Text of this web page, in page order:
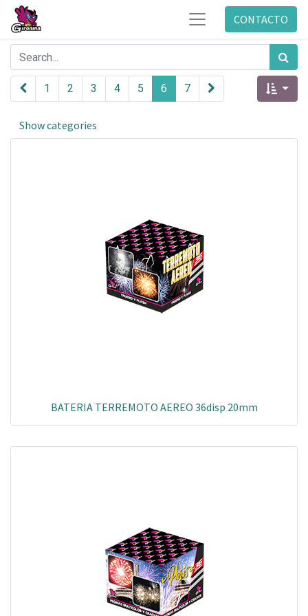
CONTACTO
1 2 3 4 5 6 7
Show categories
BATERIA TERREMOTO AEREO 36disp 20mm